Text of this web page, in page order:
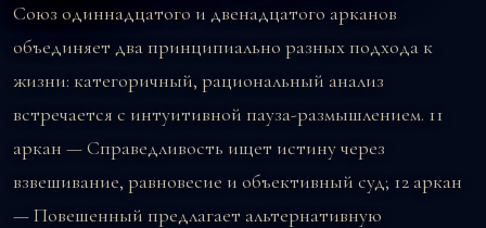
Союз одиннадцатого и двенадцатого арканов
объединяет два принципиально разных подхода к
жизни: категоричный, рациональный анализ
встречается с интуитивной пауза-размышлением. 11
аркан — Справедливость ищет истину через
взвешивание, равновесие и объективный суд; 12 аркан
— Повешенный предлагает альтернативную